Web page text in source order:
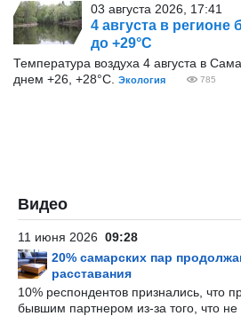
03 августа 2026, 17:41
4 августа в регионе
до +29°С
Температура воздуха 4 августа в
днем +26, +28°С.
Экология 785
Видео
11 июня 2026 09:28
20% самарских пар
расставания
10% респондентов признались, что
бывшим партнером из-за того, что не